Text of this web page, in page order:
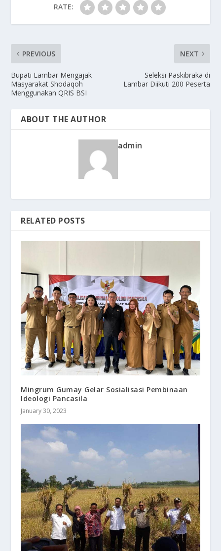
RATE:
PREVIOUS
Bupati Lambar Mengajak
Masyarakat Shodaqoh
Menggunakan QRIS BSI
NEXT
Seleksi Paskibraka di
Lambar Diikuti 200 Peserta
ABOUT THE AUTHOR
admin
RELATED POSTS
Mingrum Gumay Gelar Sosialisasi Pembinaan
Ideologi Pancasila
January 30, 2023